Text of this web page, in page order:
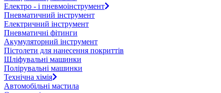
Електро - і пневмоінструмент
Пневматичний інструмент
Електричний інструмент
Пневматичні фітинги
Акумуляторний інструмент
Пістолети для нанесення покриттів
Шліфувальні машинки
Полірувальні машинки
Технічна хімія
Автомобільні мастила